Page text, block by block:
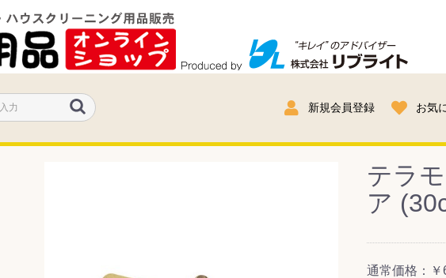
新規会員登録 お気
テラ
ア
通常価格：